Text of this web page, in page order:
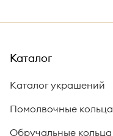
Каталог
Каталог украшений
Помолвочные кольца
Обручальные кольца